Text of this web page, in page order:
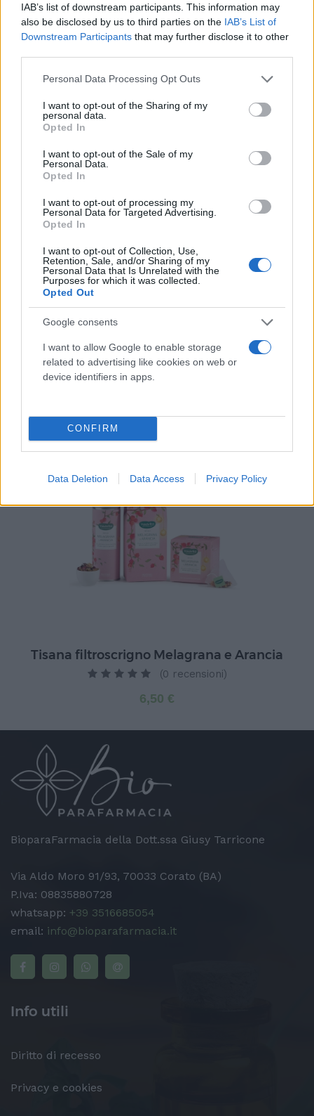
IAB’s list of downstream participants. This information may
also be disclosed by us to third parties on the IAB’s List of
Downstream Participants that may further disclose it to other
Please note that this website/app uses one or more Google
not limited to your visit or usage behaviour. You may click to
grant or deny consent to Google and its third-party tags to
use your data for below specified purposes in below Google
consent section.
Personal Data Processing Opt Outs
I want to opt-out of the Sharing of my
personal data.
Opted In
I want to opt-out of the Sale of my
Personal Data.
Opted In
I want to opt-out of processing my
Personal Data for Targeted Advertising.
Opted In
I want to opt-out of Collection, Use,
Retention, Sale, and/or Sharing of my
Personal Data that Is Unrelated with the
Purposes for which it was collected.
Opted Out
Google consents
I want to allow Google to enable storage
related to advertising like cookies on web or
device identifiers in apps.
CONFIRM
Data Deletion Data Access Privacy Policy
Wellness Selection è il kit perfetto per prendersi
cura di sé in ogni momento della giornata.
che soddisfa le tue esigenze di benessere. La
Tisana Detox migliora le funzioni depurative
dell'organismo (Betulla) ed esplica un'azione
antiossidante (Melissa), la Tisana Pancia Piatta
aiuta la regoalre motilità intestinale e
Drenanta favorisce il drenaggio dei liquidi
corporei (Ortica), la Tisana Dopo Pasto è utile a
sostenere la funzione digestiva (Finocchio).
Argomenti
Prodotti correlati
Tisana filtroscrigno Melagrana e Arancia
(0 recensioni)
6,50 €
BioparaFarmacia della Dott.ssa Giusy Tarricone
Via Aldo Moro 91/93, 70033 Corato (BA)
P.Iva: 08835880728
whatsapp: +39 3516685054
email: info@bioparafarmacia.it
Info utili
Diritto di recesso
Privacy e cookies